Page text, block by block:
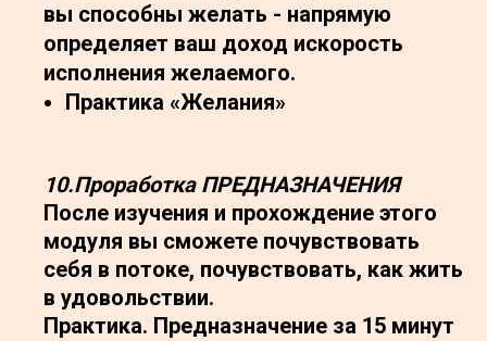
вы способны желать - напрямую
определяет ваш доход искорость
исполнения желаемого.
Практика «Желания»
10.Проработка ПРЕДНАЗНАЧЕНИЯ
После изучения и прохождение этого
модуля вы сможете почувствовать
себя в потоке, почувствовать, как жить
в удовольствии.
Практика. Предназначение за 15 минут